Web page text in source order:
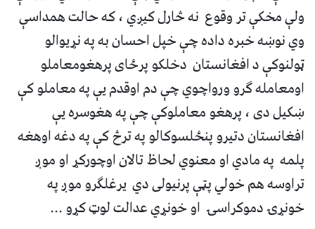
ولې مخکې تر وقوع نه څارل کیږي ، که حالت همداسې
وي نوښه خبره داده چې خپل احسان به په نړیوالو
ټولنوکې د افغانستان دخلکو پرځای پرهغومعاملو
اومعامله ګرو ورواچوي چې دم اوقدم یې په معاملو کې
ښکیل دی ، پرهغو معاملوکې چې په هغوسره یې
افغانستان دتیرو پنځلسوکالو په ترڅ کې په دغه اوهغه
پلمه په مادي او معنوي لحاظ تالان اوچورکړ او موږ
تراوسه هم خولي پټې پرنیولی دي یرغلګرو موږ په
خونړۍ دموکراسۍ او خونړي عدالت لوټ کړو ...